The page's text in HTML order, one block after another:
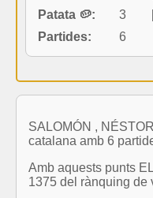
Patata 🥔:
3
Partides:
6
SALOMÓN ,
catalana amb 6
Amb aquests punts
1375 del rànquing de